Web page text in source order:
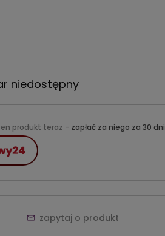
niedostępny
produkt teraz - zapłać za niego za 30 dni
zapytaj o produkt